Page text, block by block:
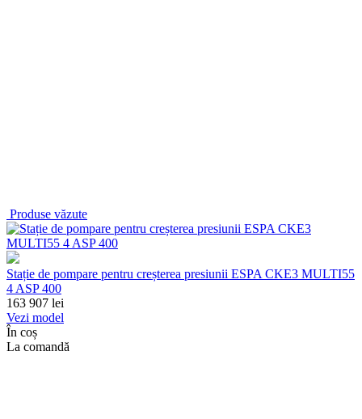
Produse văzute
Stație de pompare pentru creșterea presiunii ESPA CKE3 MULTI55
4 ASP 400
163 907 lei
Vezi model
În coș
La comandă